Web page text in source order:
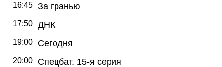
16:45 За гранью
17:50 ДНК
19:00 Сегодня
20:00 Спецбат. 15-я серия